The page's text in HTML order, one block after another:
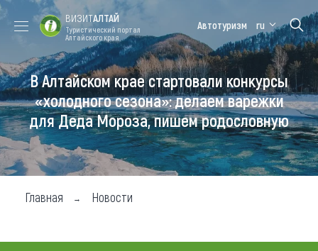
Форум VISIT
ALTAI
Цветение
маральника
Медицинский
форум
Алтайская
зимовка
Туры
Где побывать
Чем заняться
ВИЗИТАЛТАЙ
Туристический портал
Алтайского края
Автотуризм ru
В Алтайском крае стартовали конкурсы
«холодного сезона»: делаем варежки
для Деда Мороза, пишем родословную
Главная Новости